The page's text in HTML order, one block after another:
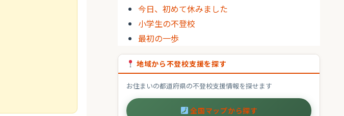
今日、初めて休みました
小学生の不登校
最初の一歩
地域から不登校支援を探す
お住まいの都道府県の不登校支援情報を探せます
全国マップから探す